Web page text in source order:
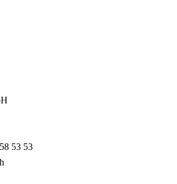
53 53